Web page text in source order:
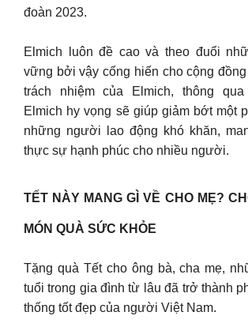
đoàn 2023.
Elmich luôn đề cao và theo đuổi
vững bởi vậy cống hiến cho cộng
trách nhiệm của Elmich, thông
Elmich hy vọng sẽ giúp giảm bớt một
những người lao động khó khăn,
thực sự hạnh phúc cho nhiều người.
TẾT NÀY MANG GÌ VỀ CHO MẸ?
MÓN QUÀ SỨC KHỎE
Tặng quà Tết cho ông bà, cha mẹ,
tuổi trong gia đình từ lâu đã trở thành
thống tốt đẹp của người Việt Nam.